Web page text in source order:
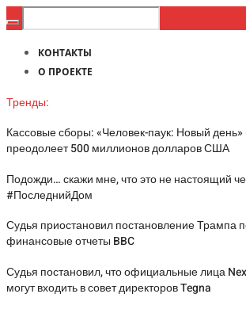
КОНТАКТЫ
О ПРОЕКТЕ
Тренды:
Кассовые сборы: «Человек-паук: Новый день»
преодолеет 500 миллионов долларов США
Подожди… скажи мне, что это не настоящий
#ПоследнийДом
Судья приостановил постановление Трампа
финансовые отчеты BBC
Судья постановил, что официальные лица
могут входить в совет директоров Tegna